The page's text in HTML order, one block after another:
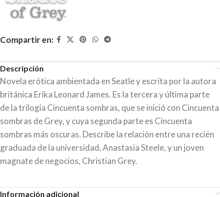
Compartir en:
Descripción
Novela erótica ambientada en Seatle y escrita por la autora
británica Erika Leonard James. Es la tercera y última parte
de la trilogía Cincuenta sombras, que se inició con Cincuenta
sombras de Grey, y cuya segunda parte es Cincuenta
sombras más oscuras. Describe la relación entre una recién
graduada de la universidad, Anastasia Steele, y un joven
magnate de negocios, Christian Grey.
Información adicional